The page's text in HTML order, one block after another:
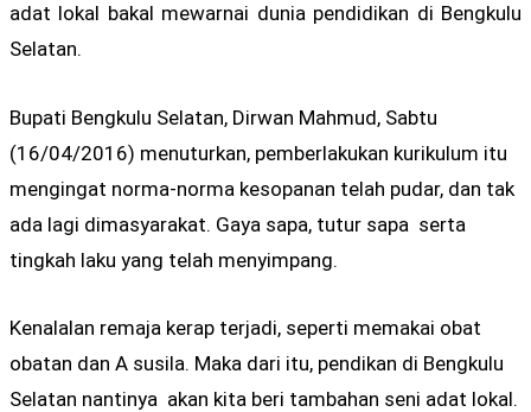
adat lokal bakal mewarnai dunia pendidikan di Bengkulu
Selatan.
Bupati Bengkulu Selatan, Dirwan Mahmud, Sabtu
(16/04/2016) menuturkan, pemberlakukan kurikulum itu
mengingat norma-norma kesopanan telah pudar, dan tak
ada lagi dimasyarakat. Gaya sapa, tutur sapa serta
tingkah laku yang telah menyimpang.
Kenalalan remaja kerap terjadi, seperti memakai obat
obatan dan A susila. Maka dari itu, pendikan di Bengkulu
Selatan nantinya akan kita beri tambahan seni adat lokal.